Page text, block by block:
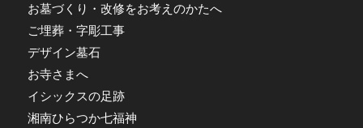
お墓づくり・改修をお考えのかたへ
ご埋葬・字彫工事
デザイン墓石
お寺さまへ
イシックスの足跡
湘南ひらつか七福神